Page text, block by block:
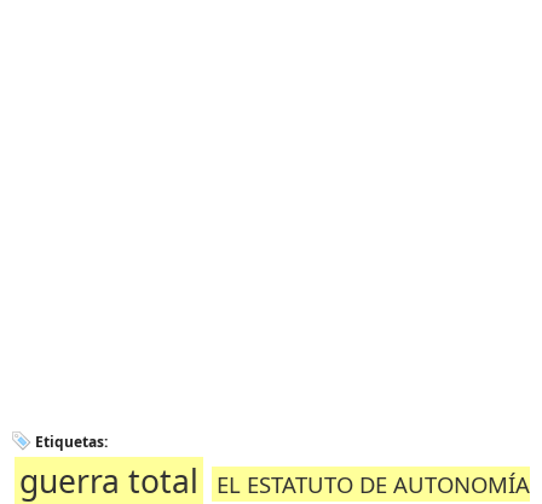
Etiquetas:
guerra total
EL ESTATUTO DE AUTONOMÍA